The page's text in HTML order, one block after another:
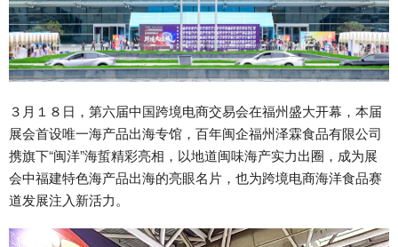
３月１８日，第六届中国跨境电商交易会在福州盛大开幕，本届
展会首设唯一海产品出海专馆，百年闽企福州泽霖食品有限公司
携旗下“闽洋”海蜇精彩亮相，以地道闽味海产实力出圈，成为展
会中福建特色海产品出海的亮眼名片，也为跨境电商海洋食品赛
道发展注入新活力。